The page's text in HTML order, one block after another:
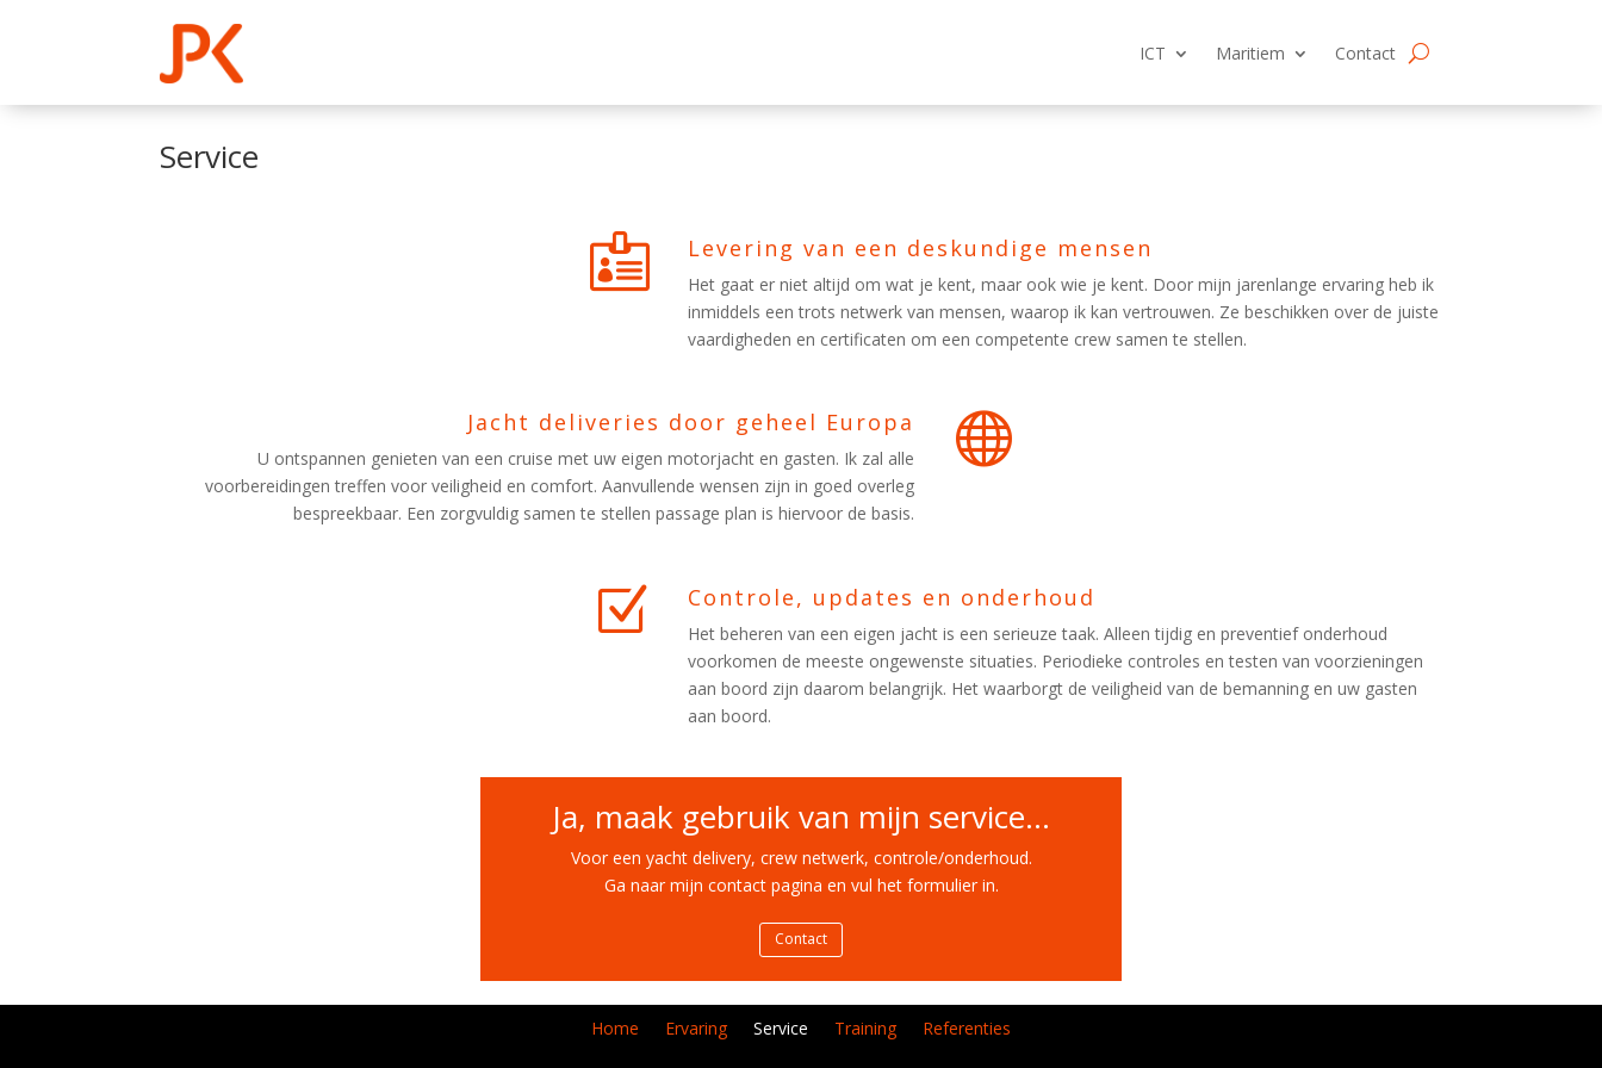
ICT Maritiem Contact
Service
 Levering van een deskundige mensen
Het gaat er niet altijd om wat je kent, maar ook wie je kent. Door mijn jarenlange ervaring heb ik
inmiddels een trots netwerk van mensen, waarop ik kan vertrouwen. Ze beschikken over de juiste
vaardigheden en certificaten om een competente crew samen te stellen.
Jacht deliveries door geheel Europa
U ontspannen genieten van een cruise met uw eigen motorjacht en gasten. Ik zal alle
voorbereidingen treffen voor veiligheid en comfort. Aanvullende wensen zijn in goed overleg
bespreekbaar. Een zorgvuldig samen te stellen passage plan is hiervoor de basis.

Z Controle, updates en onderhoud
Het beheren van een eigen jacht is een serieuze taak. Alleen tijdig en preventief onderhoud
voorkomen de meeste ongewenste situaties. Periodieke controles en testen van voorzieningen
aan boord zijn daarom belangrijk. Het waarborgt de veiligheid van de bemanning en uw gasten
aan boord.
Ja, maak gebruik van mijn service...
Voor een yacht delivery, crew netwerk, controle/onderhoud.
Ga naar mijn contact pagina en vul het formulier in.
Contact
Home Ervaring Service Training Referenties